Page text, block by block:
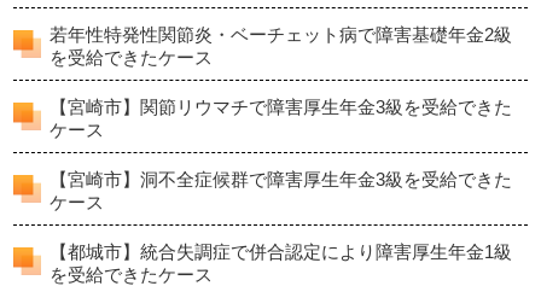
若年性特発性関節炎・ベーチェット病で障害基礎年金2級
を受給できたケース
【宮崎市】関節リウマチで障害厚生年金3級を受給できた
ケース
【宮崎市】洞不全症候群で障害厚生年金3級を受給できた
ケース
【都城市】統合失調症で併合認定により障害厚生年金1級
を受給できたケース